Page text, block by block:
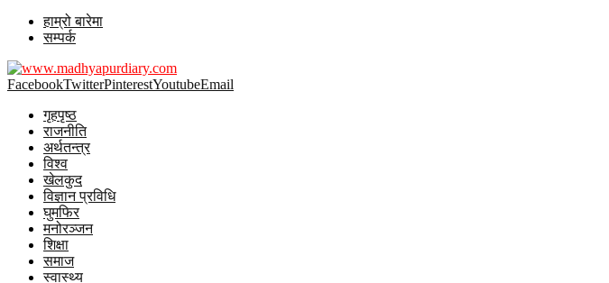
हाम्रो बारेमा
सम्पर्क
FacebookTwitterPinterestYoutubeEmail
गृहपृष्ठ
राजनीति
अर्थतन्त्र
विश्व
खेलकुद
विज्ञान प्रविधि
घुमफिर
मनोरञ्जन
शिक्षा
समाज
स्वास्थ्य